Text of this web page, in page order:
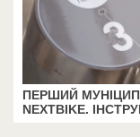
ПЕРШИЙ
NEXTBIKE.